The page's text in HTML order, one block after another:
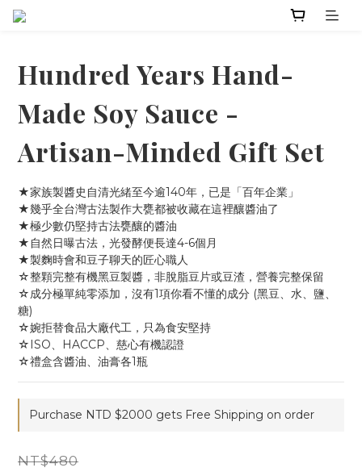
Hundred Years Hand-
Made Soy Sauce -
Artisan-Minded Gift Set
★家族製醬史自清光緒至今逾140年，已是「百年企業」
★幾乎全台灣古法製作大甕都被收藏在這裡釀醬油了
★極少數仍堅持古法甕釀的醬油
★自然日曝古法，光發酵便長達4-6個月
★製麴時會和豆子聊天的匠心職人
☆整顆完整有機黑豆製醬，非脫脂豆片或豆渣，營養完整保留
☆成分極單純零添加，沒有1項你看不懂的成分 (黑豆、水、鹽、
糖)
☆婉拒替食品大廠代工，只為食安堅持
☆ISO、HACCP、慈心有機認證
☆禮盒含醬油、油膏各1瓶
Purchase NTD $2000 gets Free Shipping on order
NT$480